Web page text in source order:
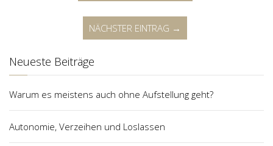
NÄCHSTER EINTRAG →
Neueste Beiträge
Warum es meistens auch ohne Aufstellung geht?
Autonomie, Verzeihen und Loslassen